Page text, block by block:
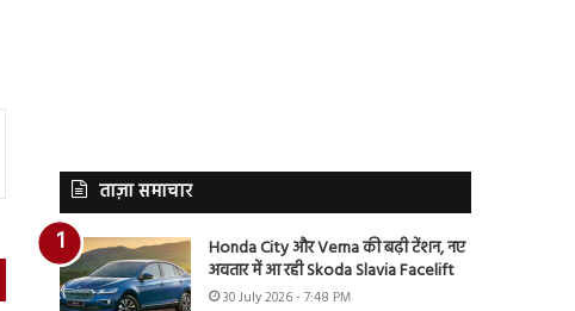
ताज़ा समाचार
Honda City और Verna की बढ़ी टेंशन, नए
अवतार में आ रही Skoda Slavia Facelift
30 July 2026 - 7:48 PM